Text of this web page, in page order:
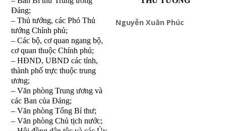
Đảng;
– Thủ tướng, các Phó Thủ
tướng Chính phủ;
– Các bộ, cơ quan ngang bộ,
cơ quan thuộc Chính phủ;
– HĐND, UBND các tỉnh,
thành phố trực thuộc trung
ương;
– Văn phòng Trung ương và
các Ban của Đảng;
– Văn phòng Tổng Bí thư;
– Văn phòng Chủ tịch nước;
Nguyễn Xuân Phúc